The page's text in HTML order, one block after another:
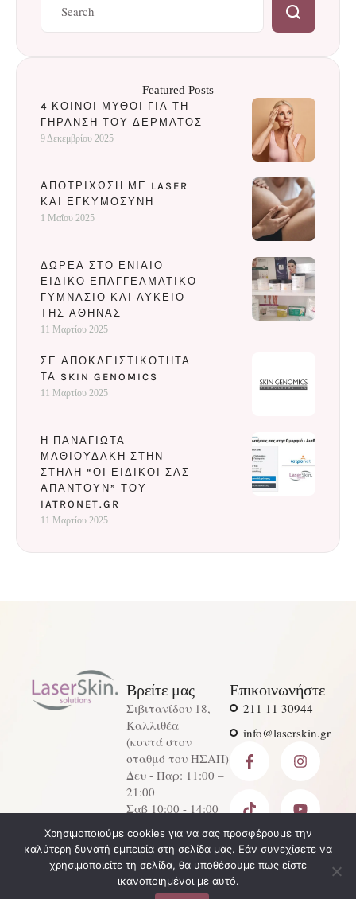
Featured Posts
4 ΚΟΙΝΟΊ ΜΎΘΟΙ ΓΙΑ ΤΗ
ΓΉΡΑΝΣΗ ΤΟΥ ΔΈΡΜΑΤΟΣ
9 Δεκεμβρίου 2025
ΑΠΟΤΡΊΧΩΣΗ ΜΕ LASER
ΚΑΙ ΕΓΚΥΜΟΣΎΝΗ
1 Μαΐου 2025
ΔΩΡΕΆ ΣΤΟ ΕΝΙΑΊΟ
ΕΙΔΙΚΌ ΕΠΑΓΓΕΛΜΑΤΙΚΌ
ΓΥΜΝΆΣΙΟ ΚΑΙ ΛΎΚΕΙΟ
ΤΗΣ ΑΘΉΝΑΣ
11 Μαρτίου 2025
ΣΕ ΑΠΟΚΛΕΙΣΤΙΚΌΤΗΤΑ
ΤΑ SKIN GENOMICS
11 Μαρτίου 2025
Η ΠΑΝΑΓΙΏΤΑ
ΜΑΘΙΟΥΔΆΚΗ ΣΤΗΝ
ΣΤΉΛΗ “ΟΙ ΕΙΔΙΚΟΊ ΣΑΣ
ΑΠΑΝΤΟΎΝ” ΤΟΥ
IATRONET.GR
11 Μαρτίου 2025
Βρείτε μας
Σιβιτανίδου 18,
Καλλιθέα
(κοντά στον
σταθμό του ΗΣΑΠ)
Δευ - Παρ: 11:00 –
21:00
Σαβ 10:00 - 14:00
Επικοινωνήστε
211 11 30944
info@laserskin.gr
Laserskin Solutions
Προσφορές
Πολιτική Απορρήτου
Design -
Developmen
t, SEO
-Digital
Avenu
e
© 2026 - All
Rights
Reserved
Χρησιμοποιούμε cookies για να σας προσφέρουμε την
καλύτερη δυνατή εμπειρία στη σελίδα μας. Εάν συνεχίσετε να
χρησιμοποιείτε τη σελίδα, θα υποθέσουμε πως είστε
ικανοποιημένοι με αυτό.